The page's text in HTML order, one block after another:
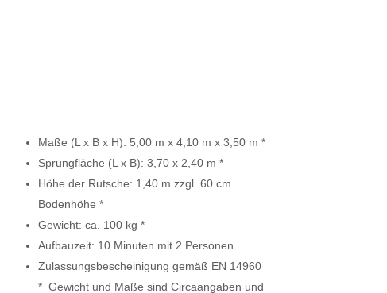
Maße (L x B x H): 5,00 m x 4,10 m x 3,50 m *
Sprungfläche (L x B): 3,70 x 2,40 m *
Höhe der Rutsche: 1,40 m zzgl. 60 cm
Bodenhöhe *
Gewicht: ca. 100 kg *
Aufbauzeit: 10 Minuten mit 2 Personen
Zulassungsbescheinigung gemäß EN 14960
* Gewicht und Maße sind Circaangaben und